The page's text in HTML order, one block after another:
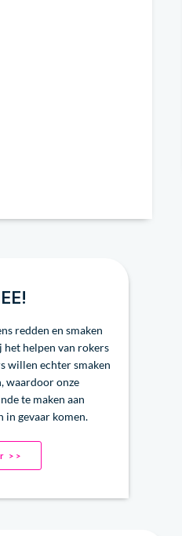
redden en smaken
helpen van rokers
willen echter smaken
waardoor onze
te maken aan
in gevaar komen.
>>